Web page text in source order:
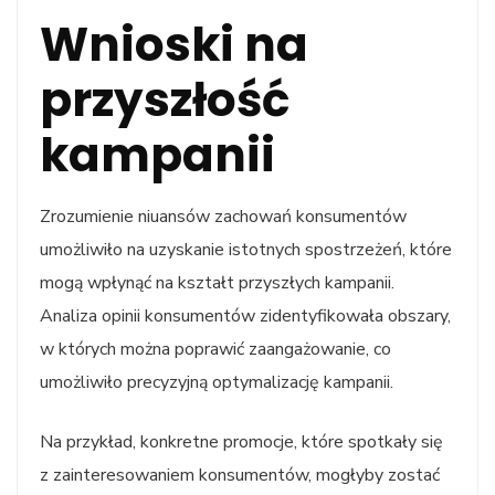
Wnioski na
przyszłość
kampanii
Zrozumienie niuansów zachowań konsumentów
umożliwiło na uzyskanie istotnych spostrzeżeń, które
mogą wpłynąć na kształt przyszłych kampanii.
Analiza opinii konsumentów zidentyfikowała obszary,
w których można poprawić zaangażowanie, co
umożliwiło precyzyjną optymalizację kampanii.
Na przykład, konkretne promocje, które spotkały się
z zainteresowaniem konsumentów, mogłyby zostać